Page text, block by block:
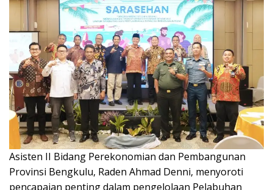
Asisten II Bidang Perekonomian dan Pembangunan
Provinsi Bengkulu, Raden Ahmad Denni, menyoroti
pencapaian penting dalam pengelolaan Pelabuhan